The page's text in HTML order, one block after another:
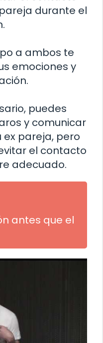
durante el
a ambos te
emociones y
puedes
y comunicar
pareja, pero
el contacto
adecuado.
antes que el